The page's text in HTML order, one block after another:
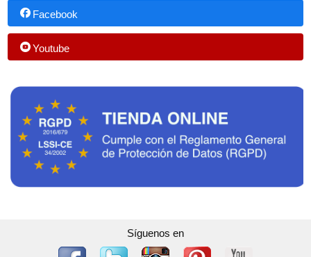
Facebook
Youtube
Síguenos en